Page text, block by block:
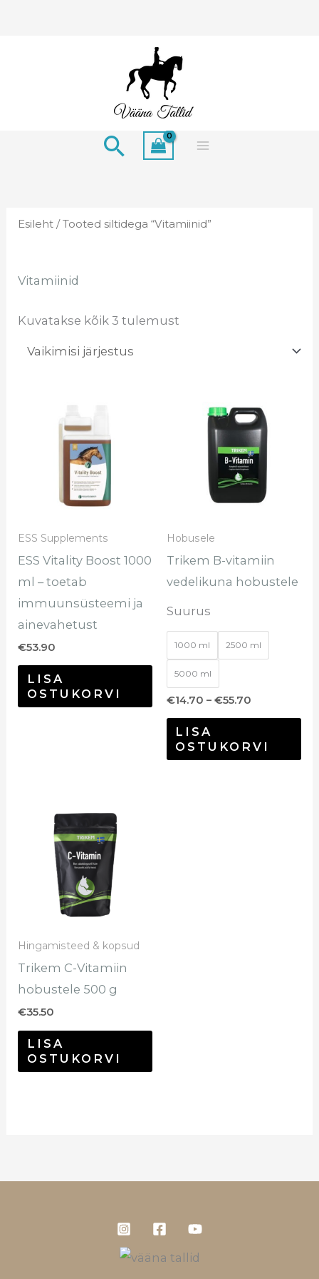
Search
Esileht / Tooted siltidega “Vitamiinid”
Vitamiinid
Kuvatakse kõik 3 tulemust
ESS Supplements
ESS Vitality Boost 1000
ml – toetab
immuunsüsteemi ja
ainevahetust
€53.90
LISA
OSTUKORVI
Hobusele
Trikem B-vitamiin
vedelikuna hobustele
Suurus
1000 ml 2500 ml
5000 ml
€14.70 – €55.70
€14.70
kuni
€55.70
LISA
OSTUKORVI
Hingamisteed & kopsud
Trikem C-Vitamiin
hobustele 500 g
€35.50
LISA
OSTUKORVI